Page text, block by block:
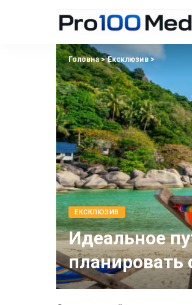
Головна>Eксклюзив>
EКСКЛЮЗИВ
Идеальное
планировать